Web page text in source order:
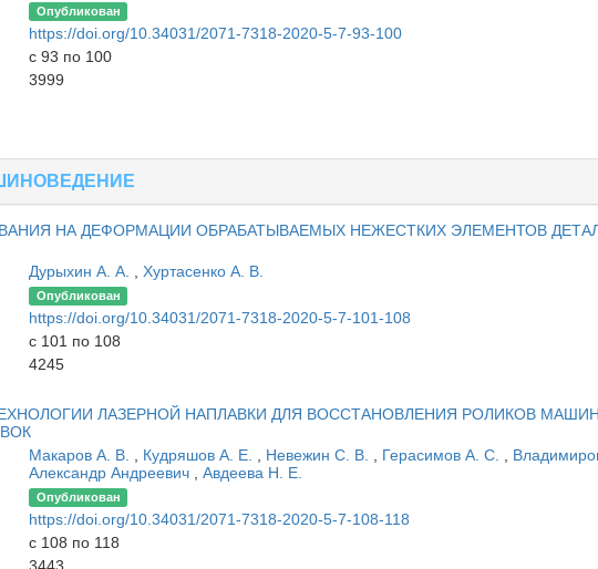
Опубликован
https://doi.org/10.34031/2071-7318-2020-5-7-93-100
с 93 по 100
3999
НА ДЕФОРМАЦИИ ОБРАБАТЫВАЕМЫХ НЕЖЕСТКИХ ЭЛЕМЕНТОВ
Дурыхин А. А.
Хуртасенко А. В.
Опубликован
https://doi.org/10.34031/2071-7318-2020-5-7-101-108
с 101 по 108
4245
ЛАЗЕРНОЙ НАПЛАВКИ ДЛЯ ВОССТАНОВЛЕНИЯ РОЛИКОВ
Макаров А. В. Кудряшов А. Е. Невежин С. В. Герасимов А. С.
Александр Андреевич
Авдеева Н. Е.
Опубликован
https://doi.org/10.34031/2071-7318-2020-5-7-108-118
с 108 по 118